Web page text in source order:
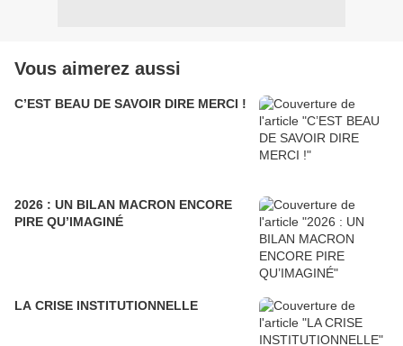
Vous aimerez aussi
C’EST BEAU DE SAVOIR DIRE MERCI !
2026 : UN BILAN MACRON ENCORE
PIRE QU’IMAGINÉ
LA CRISE INSTITUTIONNELLE